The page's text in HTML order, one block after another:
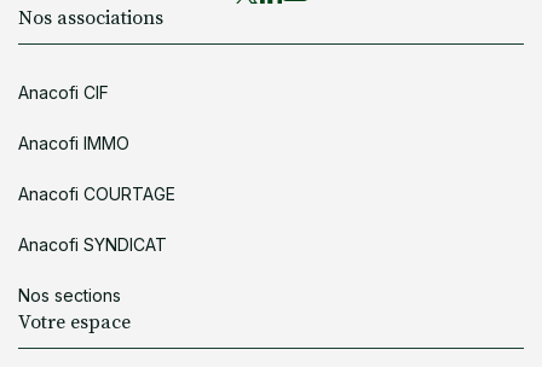
Nos associations
Anacofi CIF
Anacofi IMMO
Anacofi COURTAGE
Anacofi SYNDICAT
Nos sections
Votre espace